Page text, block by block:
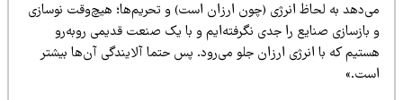
به لحاظ انرژی (چون ارزان است) و تحریم‌ها؛ هیچ‌وقت نوسازی
بازسازی صنایع را جدی نگرفته‌ایم و با یک صنعت قدیمی روبه‌رو
که با انرژی ارزان جلو می‌رود. پس حتما آلایندگی آن‌ها بیشتر